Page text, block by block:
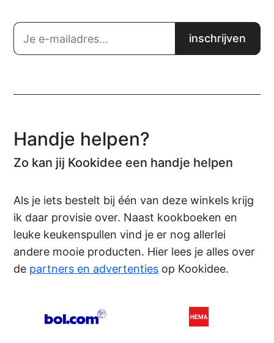
Handje helpen?
Zo kan jij Kookidee een handje helpen
Als je iets bestelt bij één van deze winkels krijg
ik daar provisie over. Naast kookboeken en
leuke keukenspullen vind je er nog allerlei
andere mooie producten. Hier lees je alles over
de partners en advertenties op Kookidee.